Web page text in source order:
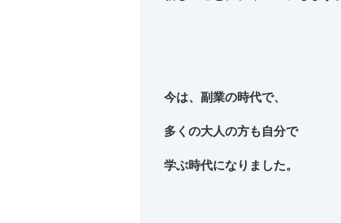
今は、副業の時代で、
多くの大人の方も自分で
学ぶ時代になりました。